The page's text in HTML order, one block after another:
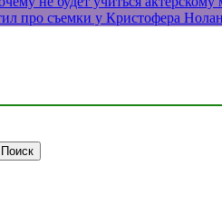
про съемки у Кристофера